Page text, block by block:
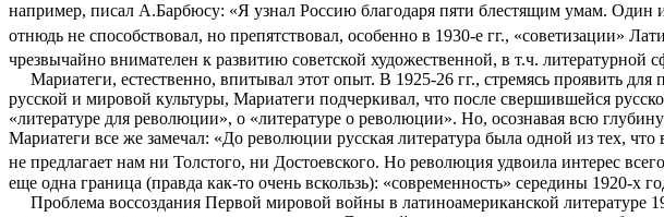
например, писал А.Барбюсу: «Я узнал Россию благодаря пяти блестящим умам. Один
отнюдь не способствовал, но препятствовал, особенно в 1930-е гг., «советизации»
чрезвычайно внимателен к развитию советской художественной, в т.ч. литературной
Мариатеги, естественно, впитывал этот опыт. В 1925-26 гг., стремясь проявить
русской и мировой культуры, Мариатеги подчеркивал, что после свершившейся
«литературе для революции», о «литературе о революции». Но, осознавая всю
Мариатеги все же замечал: «До революции русская литература была одной из тех,
не предлагает нам ни Толстого, ни Достоевского. Но революция удвоила интерес
еще одна граница (правда как-то очень вскользь): «современность» середины 1920-х
Проблема воссоздания Первой мировой войны в латиноамериканской литературе